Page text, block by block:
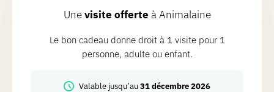
Unevisite offerte à Animalaine
Le bon cadeau donne droit à 1 visite pour 1
personne, adulte ou enfant.
Valable jusqu’au31 décembre 2026